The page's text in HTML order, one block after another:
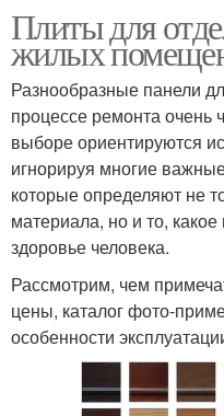
Плиты для
жилых
Разнообразные панели
процессе ремонта очень
выборе ориентируются
игнорируя многие
которые определяют не
материала, но и то,
здоровье человека.
Рассмотрим, чем
цены, каталог фото-
особенности